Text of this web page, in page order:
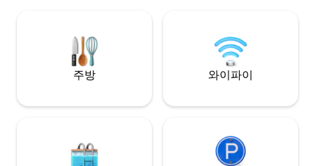
#WEJHEROWO, rezerwat Pełcznica. 환
만 가능합니다. 미국이 공개했습니다
애정을 담아, 애나
주방 와이파이